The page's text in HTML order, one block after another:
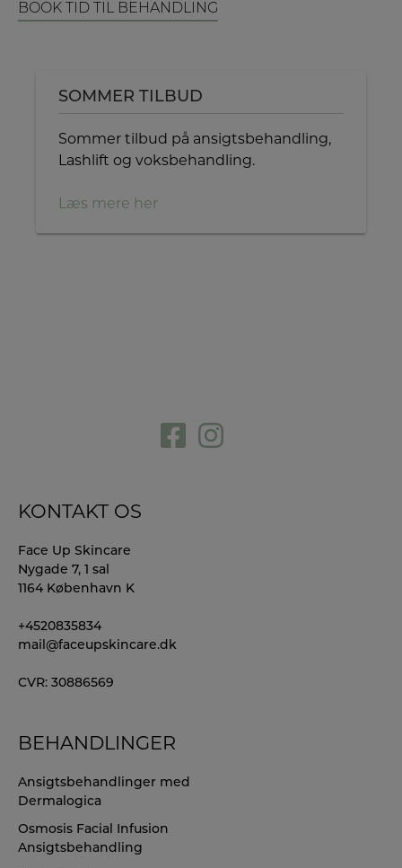
BOOK TID TIL BEHANDLING
SOMMER TILBUD
Sommer tilbud på ansigtsbehandling,
Lashlift og voksbehandling.
Læs mere her
KONTAKT OS
Face Up Skincare
Nygade 7, 1 sal
1164 København K
+4520835834
mail@faceupskincare.dk
CVR: 30886569
BEHANDLINGER
Ansigtsbehandlinger med
Dermalogica
Osmosis Facial Infusion
Ansigtsbehandling